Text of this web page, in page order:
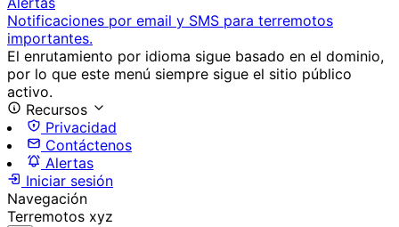
Notificaciones por email y SMS para terremotos
importantes.
El enrutamiento por idioma sigue basado en el dominio,
por lo que este menú siempre sigue el sitio público
activo.
Recursos
Privacidad
Contáctenos
Alertas
Iniciar sesión
Navegación
Terremotos xyz